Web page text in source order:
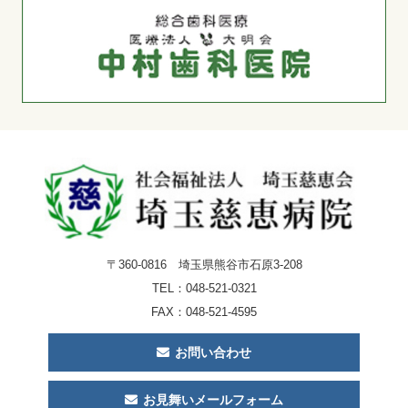
〒360-0816 埼玉県熊谷市石原3-208
TEL： 048-521-0321
FAX：048-521-4595
お問い合わせ
お見舞いメールフォーム